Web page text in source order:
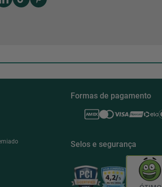
Formas de pagamento
Selos e segurança